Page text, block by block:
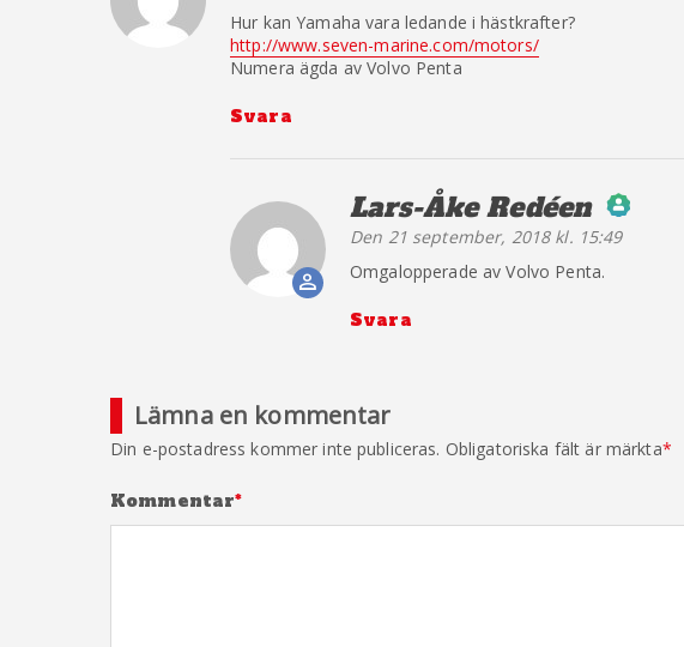
Hur kan Yamaha vara ledande i hästkrafter?
http://www.seven-marine.com/motors/
Numera ägda av Volvo Penta
Svara
Lars-Åke Redéen säger:
The Real Person
Anti-Spam by
Den 21 september, 2018 kl. 15:49
Omgalopperade av Volvo Penta.
Svara
Lämna en kommentar
Din e-postadress kommer inte publiceras. Obligatoriska fält är märkta*
Kommentar*